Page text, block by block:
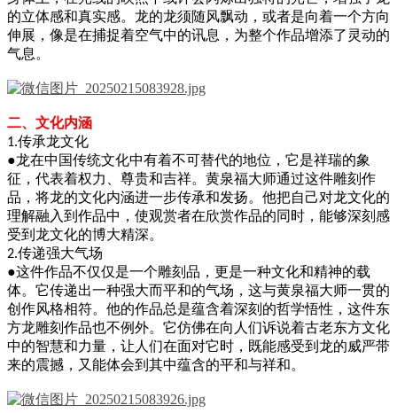
的立体感和真实感。龙的龙须随风飘动，或者是向着一个方向
伸展，像是在捕捉着空气中的讯息，为整个作品增添了灵动的
气息。
二、文化内涵
1.传承龙文化
●龙在中国传统文化中有着不可替代的地位，它是祥瑞的象
征，代表着权力、尊贵和吉祥。黄泉福大师通过这件雕刻作
品，将龙的文化内涵进一步传承和发扬。他把自己对龙文化的
理解融入到作品中，使观赏者在欣赏作品的同时，能够深刻感
受到龙文化的博大精深。
2.传递强大气场
●这件作品不仅仅是一个雕刻品，更是一种文化和精神的载
体。它传递出一种强大而平和的气场，这与黄泉福大师一贯的
创作风格相符。他的作品总是蕴含着深刻的哲学悟性，这件东
方龙雕刻作品也不例外。它仿佛在向人们诉说着古老东方文化
中的智慧和力量，让人们在面对它时，既能感受到龙的威严带
来的震撼，又能体会到其中蕴含的平和与祥和。